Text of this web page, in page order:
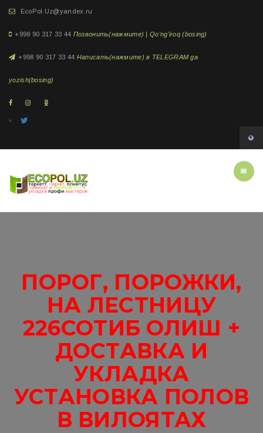
EcoPol.Uz@yandex.ru
+998 90 317 33 44 Позвонить(нажмите) | Qo'ng'iroq (bosing)
+998 90 317 33 44 Написать(нажмите) в TELEGRAM ga
yozish(bosing)
ПОРОГ, ПОРОЖКИ,
НА ЛЕСТНИЦУ
226СОТИБ ОЛИШ +
ДОСТАВКА И
УКЛАДКА
УСТАНОВКА ПОЛОВ
В ВИЛОЯТАХ